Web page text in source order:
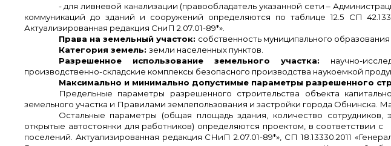
- для ливневой канализации (правообладатель указанной сети –
коммуникаций до зданий и сооружений определяются по таблице 12.5 СП
Актуализированная редакция СниП 2.07.01-89*».
Права на земельный участок: собственность муниципального
Категория земель: земли населенных пунктов.
Разрешенное использование земельного участка: научно-
производственно-складские комплексы безопасного производства наукоемкой
Максимально и минимально допустимые параметры разрешенного
Предельные параметры разрешенного строительства объекта
земельного участка и Правилами землепользования и застройки города Обнинска.
Остальные параметры (общая площадь здания, количество сотрудников,
открытые автостоянки для работников) определяются проектом, в
поселений. Актуализированная редакция СНиП 2.07.01-89*», СП 18.13330.2011